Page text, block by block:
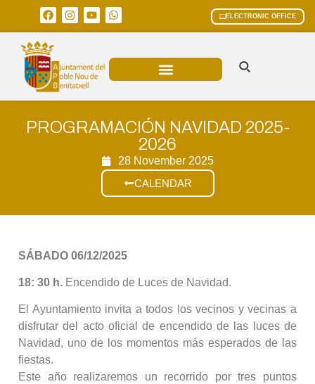
ELECTRONIC OFFICE
PROGRAMACIÓN NAVIDAD 2025-
2026
28 November 2025
CALENDAR
SÁBADO 06/12/2025
18: 30 h. Encendido de Luces de Navidad.
El Ayuntamiento invita a todos los vecinos y vecinas a
disfrutar del acto oficial de encendido de las luces de
Navidad, uno de los momentos más esperados de las
fiestas.
Este año realizaremos un recorrido por tres puntos